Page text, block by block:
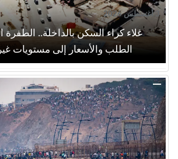
غلاء كراء السكن بالداخلة.. الطفرة
الطلب والأسعار إلى مستويات
3 أغسطس 2026